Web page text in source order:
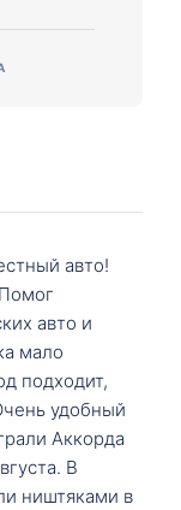
авто!
авто и
мало
подходит,
удобный
Аккорда
В
ништяками в